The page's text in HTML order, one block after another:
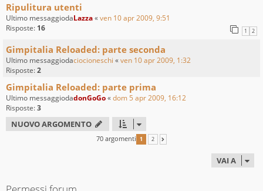
Ripulitura utenti
Ultimo messaggiodaLazza«ven 10 apr 2009, 9:51
Risposte: 16 1 2
Gimpitalia Reloaded: parte seconda
Ultimo messaggiodaciocioneschi «ven 10 apr 2009, 1:32
Risposte:2
Gimpitalia Reloaded: parte prima
Ultimo messaggiodadonGoGo«dom 5 apr 2009, 16:12
Risposte:3
NUOVO ARGOMENTO
70 argomenti 1 2
VAI A